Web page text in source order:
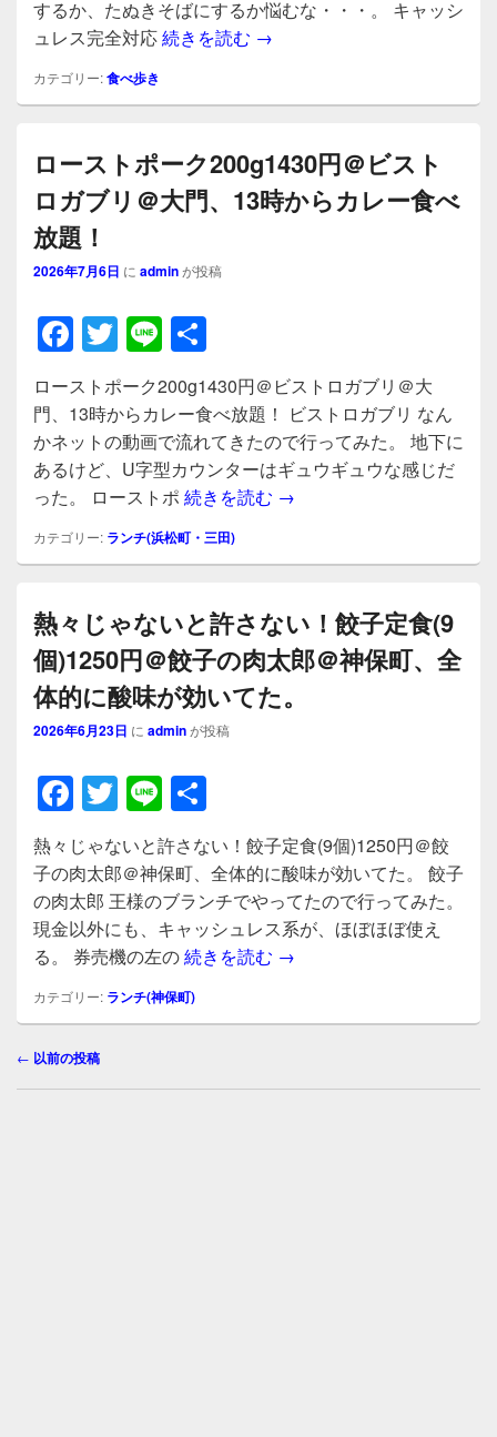
b
o
o
k
するか、たぬきそばにするか悩むな・・・。 キャッシ
ュレス完全対応続きを読む たぬきそば(L)990円＠たぬき
→
カテゴリー:食べ歩き
ローストポーク200g1430円＠ビスト
ロガブリ＠大門、13時からカレー食べ
放題！
2026年7月6日 に adminが投稿
F
a
c
e
b
o
o
k
T
wi
tt
er
Li
n
e
有
ローストポーク200g1430円＠ビストロガブリ＠大
門、13時からカレー食べ放題！ ビストロガブリ なん
かネットの動画で流れてきたので行ってみた。 地下に
あるけど、U字型カウンターはギュウギュウな感じだ
った。 ローストポ 続きを読む ローストポーク200g1430
→
カテゴリー: ランチ(浜松町・三田)
熱々じゃないと許さない！餃子定食(9
個)1250円＠餃子の肉太郎＠神保町、全
体的に酸味が効いてた。
2026年6月23日 に adminが投稿
F
a
c
e
b
o
o
k
T
wi
tt
er
Li
n
e
有
熱々じゃないと許さない！餃子定食(9個)1250円＠餃
子の肉太郎＠神保町、全体的に酸味が効いてた。 餃子
の肉太郎 王様のブランチでやってたので行ってみた。
現金以外にも、キャッシュレス系が、ほぼほぼ使え
る。 券売機の左の続きを読む 熱々じゃないと許さない
→
カテゴリー: ランチ(神保町)
投← 以前の投稿